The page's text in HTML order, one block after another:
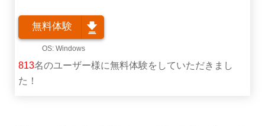
無料体験
813名のユーザー様に無料体験をしていただきまし
た！